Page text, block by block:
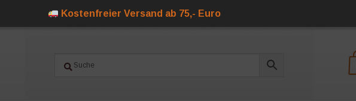
Kostenfreier Versand ab 75,- Euro